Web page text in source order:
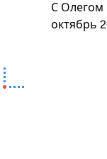
С Олегом
октябрь